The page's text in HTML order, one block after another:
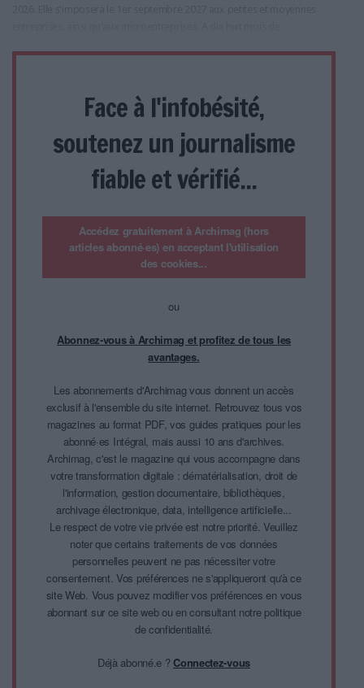
Face à l'infobésité,
soutenez un journalisme
fiable et vérifié...
Accédez gratuitement à Archimag (hors
articles abonné·es) en acceptant l'utilisation
des cookies...
ou
Abonnez-vous à Archimag et profitez de tous les
avantages.
Les abonnements d'Archimag vous donnent un accès
exclusif à l'ensemble du site internet. Retrouvez tous vos
magazines au format PDF, vos guides pratiques pour les
abonné·es Intégral, mais aussi 10 ans d'archives.
Archimag, c'est le magazine qui vous accompagne dans
votre transformation digitale : dématérialisation, droit de
l'information, gestion documentaire, bibliothèques,
archivage électronique, data, intelligence artificielle...
Le respect de votre vie privée est notre priorité. Veuillez
noter que certains traitements de vos données
personnelles peuvent ne pas nécessiter votre
consentement. Vos préférences ne s'appliqueront qu'à ce
site Web. Vous pouvez modifier vos préférences en vous
abonnant sur ce site web ou en consultant notre politique
de confidentialité.
Déjà abonné.e ?Connectez-vous